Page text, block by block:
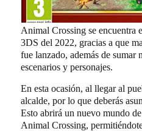
Animal Crossing se encuentra
3DS del 2022, gracias a que
fue lanzado, además de sumar
escenarios y personajes.
En esta ocasión, al llegar al
alcalde, por lo que deberás
Esto abrirá un nuevo mundo
Animal Crossing,